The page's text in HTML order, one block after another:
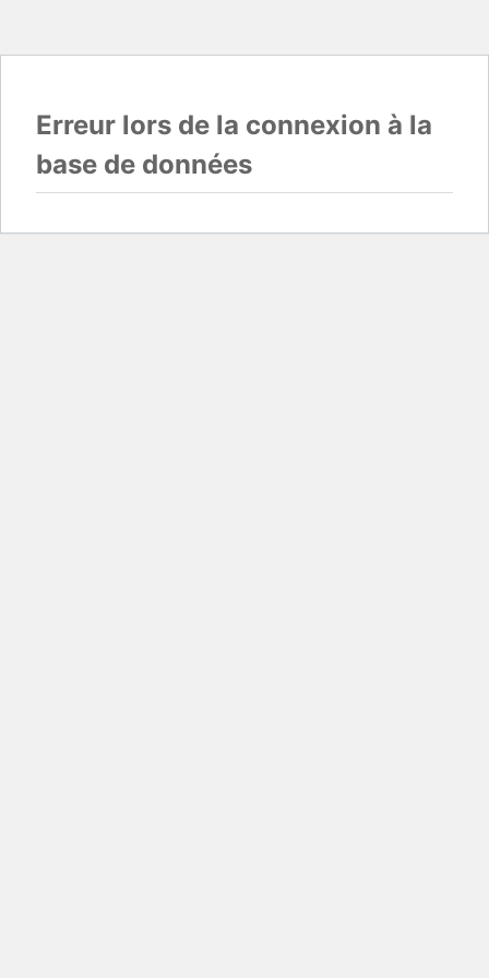
Erreur lors de la connexion à la
base de données